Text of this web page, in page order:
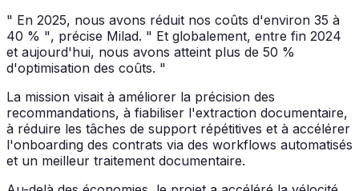
" En 2025, nous avons réduit nos coûts d'environ 35 à
40 % ", précise Milad. " Et globalement, entre fin 2024
et aujourd'hui, nous avons atteint plus de 50 %
d'optimisation des coûts. "
La mission visait à améliorer la précision des
recommandations, à fiabiliser l'extraction documentaire,
à réduire les tâches de support répétitives et à accélérer
l'onboarding des contrats via des workflows automatisés
et un meilleur traitement documentaire.